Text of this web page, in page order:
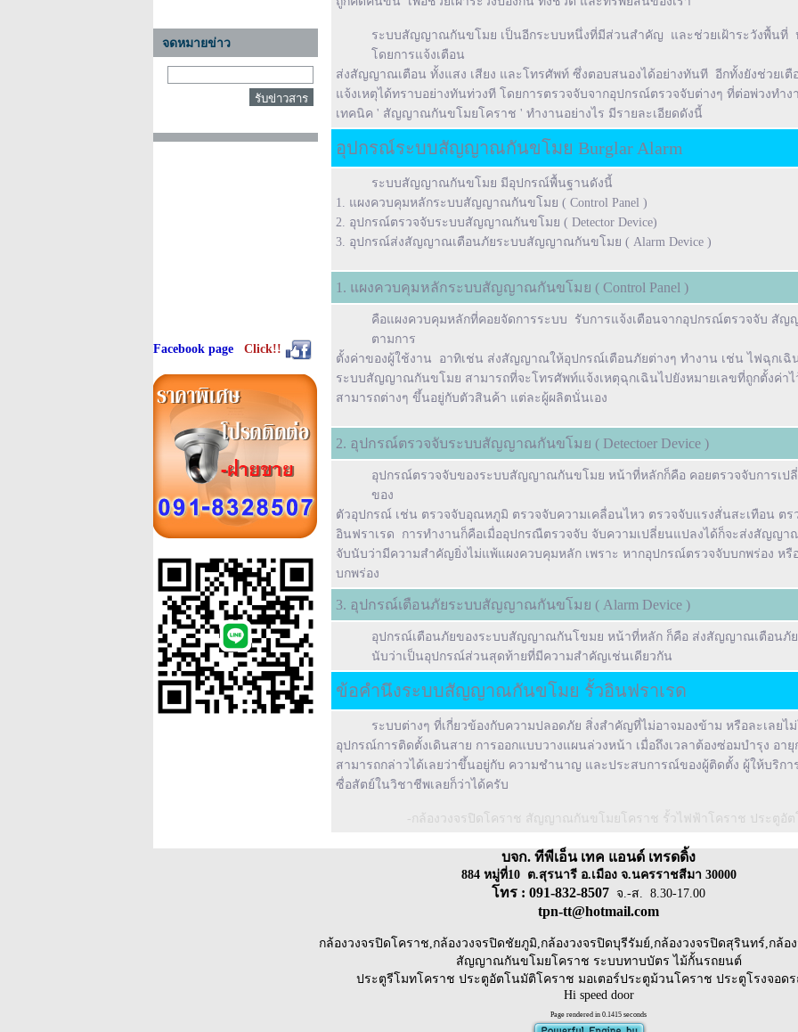
จดหมายข่าว
Facebook page Click!!
ระบบสัญญาณกันขโมย เป็นอีกระบบหนึ่งที่มีส่วนสำคัญ และช่วยเฝ้าระวังพื้นที่
โดยการแจ้งเตือน
ส่งสัญญาณเตือน ทั้งแสง เสียง และโทรศัพท์ ซึ่งตอบสนองได้อย่างทันที อีกทั้งยังช่วยเตื
แจ้งเหตุได้ทราบอย่างทันท่วงที โดยการตรวจจับจากอุปกรณ์ตรวจจับต่างๆ ที่ต่อพ่วง
เทคนิค ' สัญญาณกันขโมยโคราช ' ทำงานอย่างไร มีรายละเอียดดังนี้
อุปกรณ์ระบบสัญญาณกันขโมย Burglar Alarm
ระบบสัญญาณกันขโมย มีอุปกรณ์พื้นฐานดังนี้
1. แผงควบคุมหลักระบบสัญญาณกันขโมย ( Control Panel )
2. อุปกรณ์ตรวจจับระบบสัญญาณกันขโมย ( Detector Device)
3. อุปกรณ์ส่งสัญญาณเตือนภัยระบบสัญญาณกันขโมย ( Alarm Device )
1. แผงควบคุมหลักระบบสัญญาณกันขโมย ( Control Panel )
คือแผงควบคุมหลักที่คอยจัดการระบบ รับการแจ้งเตือนจากอุปกรณ์ตรวจจับ สั
ตามการ
ตั้งค่าของผู้ใช้งาน อาทิเช่น ส่งสัญญาณให้อุปกรณ์เตือนภัยต่างๆ ทำงาน เช่น ไฟฉุกเฉิ
ระบบสัญญาณกันขโมย สามารถที่จะโทรศัพท์แจ้งเหตุฉุกเฉินไปยังหมายเลขที่ถูกตั้งค่า
สามารถต่างๆ ขึ้นอยู่กับตัวสินค้า แต่ละผู้ผลิตนั่นเอง
2. อุปกรณ์ตรวจจับระบบสัญญาณกันขโมย ( Detectoer Device )
อุปกรณ์ตรวจจับของระบบสัญญาณกันขโมย หน้าที่หลักก็คือ คอยตรวจจับการเ
ของ
ตัวอุปกรณ์ เช่น ตรวจจับอุณหภูมิ ตรวจจับความเคลื่อนไหว ตรวจจับแรงสั่นสะเทือน ต
อินฟราเรด การทำงานก็คือเมื่ออุปกรณืตรวจจับ จับความเปลี่ยนแปลงได้ก็จะส่งสัญญ
จับนับว่ามีความสำคัญยิ่งไม่แพ้แผงควบคุมหลัก เพราะ หากอุปกรณ์ตรวจจับบกพร่อง หรื
บกพร่อง
3. อุปกรณ์เตือนภัยระบบสัญญาณกันขโมย ( Alarm Device )
อุปกรณ์เตือนภัยของระบบสัญญาณกันโขมย หน้าที่หลัก ก็คือ ส่งสัญญาณเตือนภัย
นับว่าเป็นอุปกรณ์ส่วนสุดท้ายที่มีความสำคัญเช่นเดียวกัน
ข้อคำนึงระบบสัญญาณกันขโมย รั้วอินฟราเรด
ระบบต่างๆ ที่เกี่ยวข้องกับความปลอดภัย สิ่งสำคัญที่ไม่อาจมองข้าม หรือละเลย
อุปกรณ์การติดตั้งเดินสาย การออกแบบวางแผนล่วงหน้า เมื่อถึงเวลาต้องซ่อมบำรุง อ
สามารถกล่าวได้เลยว่าขึ้นอยู่กับ ความชำนาญ และประสบการณ์ของผู้ติดตั้ง ผู้ให้บริกา
ซื่อสัตย์ในวิชาชีพเลยก็ว่าได้ครับ
-กล้องวงจรปิดโคราช สัญญาณกันขโมยโคราช รั้วไฟฟ้าโคราช ประตูอั
บจก. ทีพีเอ็น เทค แอนด์ เทรดดิ้ง
884 หมู่ที่10 ต.สุรนารี อ.เมือง จ.นครราชสีมา 30000
โทร : 091-832-8507 จ.-ส. 8.30-17.00
tpn-tt@hotmail.com
กล้องวงจรปิดโคราช,กล้องวงจรปิดชัยภูมิ,กล้องวงจรปิดบุรีรัมย์,กล้องวงจรปิดสุรินทร์,กล้อ
สัญญาณกันขโมยโคราช ระบบทาบบัตร ไม้กั้นรถยนต์
ประตูรีโมทโคราช ประตูอัตโนมัติโคราช มอเตอร์ประตูม้วนโคราช ประตูโรงจอด
Hi speed door
Page rendered in 0.1415 seconds